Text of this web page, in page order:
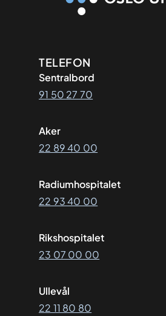
TELEFON
Sentralbord
91 50 27 70
Aker
22 89 40 00
Radiumhospitalet
22 93 40 00
Rikshospitalet
23 07 00 00
Ullevål
22 11 80 80